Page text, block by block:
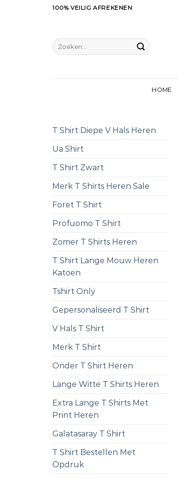
100% VEILIG AFREKENEN
Zoeken
naar:
HOME
T Shirt Diepe V Hals Heren
Ua Shirt
T Shirt Zwart
Merk T Shirts Heren Sale
Foret T Shirt
Profuomo T Shirt
Zomer T Shirts Heren
T Shirt Lange Mouw Heren
Katoen
Tshirt Only
Gepersonaliseerd T Shirt
V Hals T Shirt
Merk T Shirt
Onder T Shirt Heren
Lange Witte T Shirts Heren
Extra Lange T Shirts Met
Print Heren
Galatasaray T Shirt
T Shirt Bestellen Met
Opdruk